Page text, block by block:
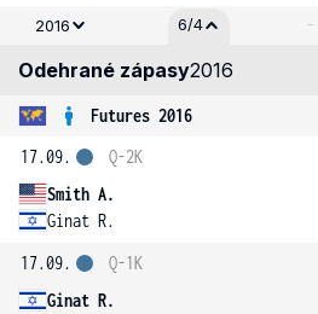
2016
6/4 -
Odehrané zápasy2016
Futures 2016
17.09.
Smith A.
Ginat R.
Q-2K
17.09.
Ginat R.
Q-1K